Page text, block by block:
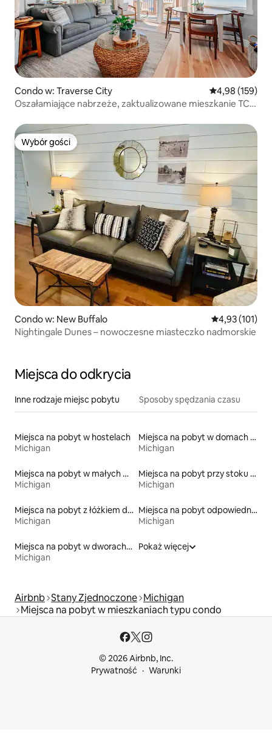
Condo w: Traverse City Średnia
4,98 (159)
Oszałamiające nabrzeże, zaktualizowane mieszkanie TC z
Wybór gości
Wybór gości
Condo w: New Buffalo Średnia
4,93 (101)
Nightingale Dunes – nowoczesne miasteczko nadmorskie
Miejsca do odkrycia
Inne rodzaje miejsc pobytu Sposoby spędzania czasu
Miejsca na pobyt w hostelach
Michigan
Miejsca na pobyt w domach kopułowych
Michigan
Miejsca na pobyt w małych domkach
Michigan
Miejsca na pobyt przy stoku narciarskim
Michigan
Miejsca na pobyt z łóżkiem dla osoby z niepełnosprawnością
Michigan
Miejsca na pobyt odpowiednie dla rodzin
Michigan
Miejsca na pobyt w dworach i rezydencjach
Michigan
Pokaż więcej
Airbnb Stany Zjednoczone Michigan
Miejsca na pobyt w mieszkaniach typu condo
© 2026 Airbnb, Inc.
Prywatność
Warunki